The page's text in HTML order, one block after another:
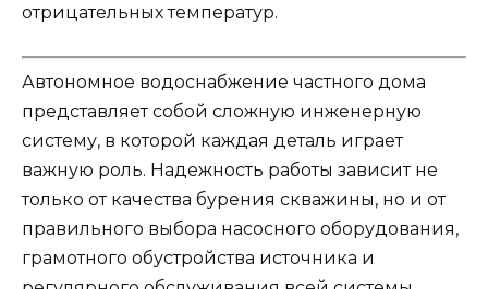
отрицательных температур.
Автономное водоснабжение частного дома
представляет собой сложную инженерную
систему, в которой каждая деталь играет
важную роль. Надежность работы зависит не
только от качества бурения скважины, но и от
правильного выбора насосного оборудования,
грамотного обустройства источника и